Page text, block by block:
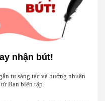
nhận bút!
tự sáng tác và hưởng nhuận
Ban biên tập.